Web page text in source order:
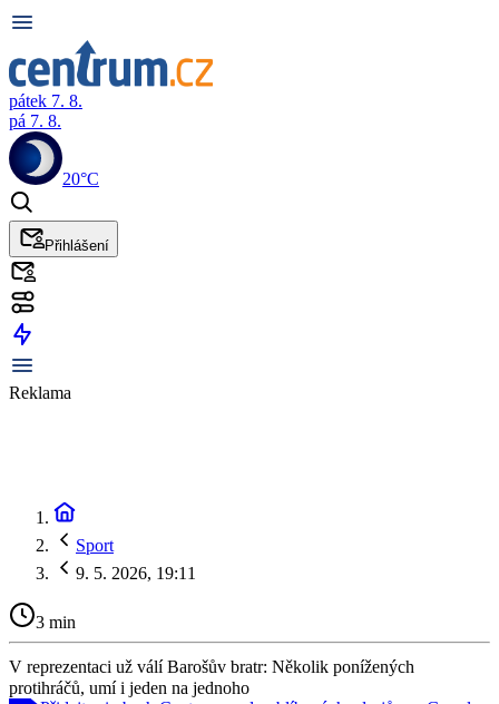
pátek 7. 8.
pá 7. 8.
20°C
Přihlášení
Reklama
Sport
9. 5. 2026, 19:11
3 min
V reprezentaci už válí Barošův bratr: Několik ponížených
protihráčů, umí i jeden na jednoho